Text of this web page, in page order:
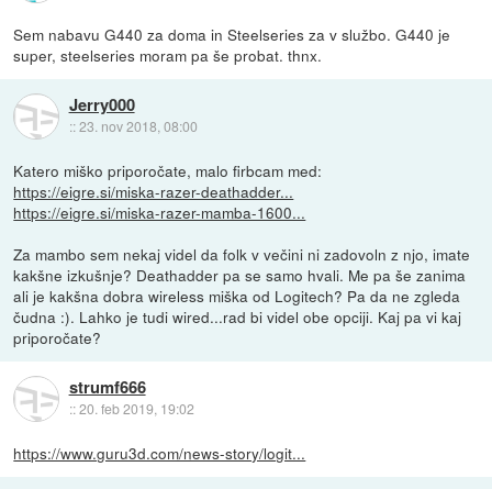
Sem nabavu G440 za doma in Steelseries za v službo. G440 je
super, steelseries moram pa še probat. thnx.
Jerry000
::23. nov 2018, 08:00
Katero miško priporočate, malo firbcam med:
https://eigre.si/miska-razer-deathadder...
https://eigre.si/miska-razer-mamba-1600...
Za mambo sem nekaj videl da folk v večini ni zadovoln z njo, imate
kakšne izkušnje? Deathadder pa se samo hvali. Me pa še zanima
ali je kakšna dobra wireless miška od Logitech? Pa da ne zgleda
čudna :). Lahko je tudi wired...rad bi videl obe opciji. Kaj pa vi kaj
priporočate?
strumf666
::20. feb 2019, 19:02
https://www.guru3d.com/news-story/logit...